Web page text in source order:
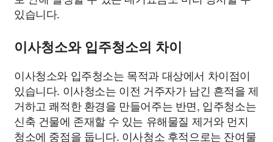
있습니다.
이사청소와 입주청소의 차이
이사청소와 입주청소는 목적과 대상에서 차이점이
있습니다. 이사청소는 이전 거주자가 남긴 흔적을 제
거하고 쾌적한 환경을 만들어주는 반면, 입주청소는
신축 건물에 존재할 수 있는 유해물질 제거와 먼지
청소에 중점을 둡니다. 이사청소 후적으로는 잔여물